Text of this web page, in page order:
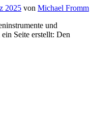
2025 von Michael Fromm
und
Seite erstellt: Den